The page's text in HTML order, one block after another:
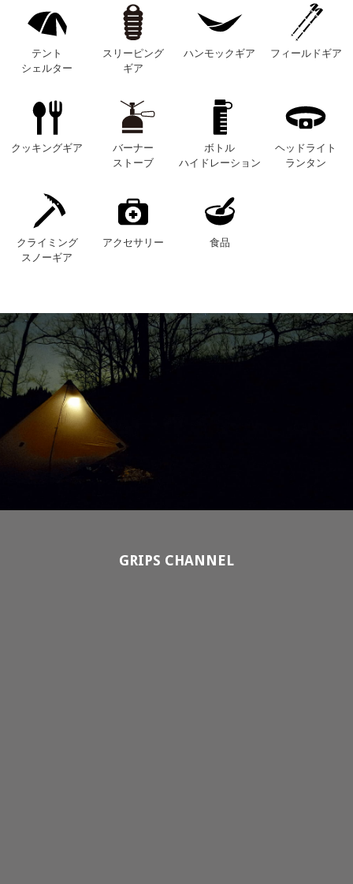
テント
シェルター
スリーピング
ギア
ハンモックギア フィールドギア
クッキングギア
バーナー
ストーブ
ボトル
ハイドレーション
ヘッドライト
ランタン
クライミング
スノーギア
アクセサリー 食品
GRIPS CHANNEL